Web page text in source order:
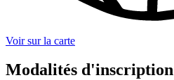
Voir sur la carte
Modalités d'inscription